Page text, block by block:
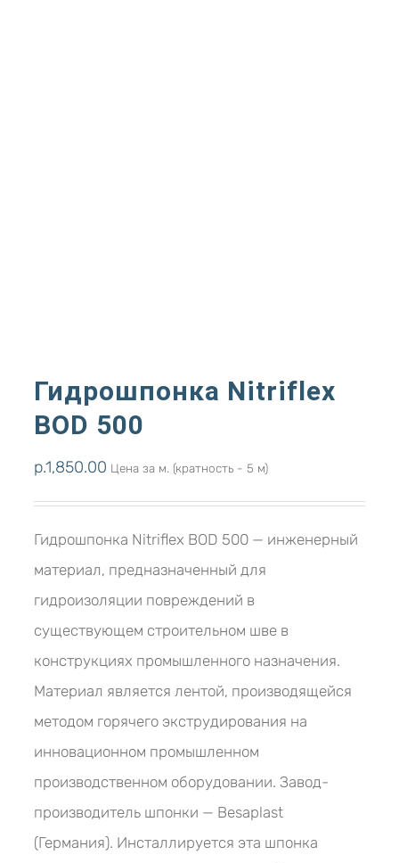
Гидрошпонка Nitriflex
BOD 500
р.1,850.00 Цена за м. (кратность - 5 м)
Гидрошпонка Nitriflex BOD 500 — инженерный
материал, предназначенный для
гидроизоляции повреждений в
существующем строительном шве в
конструкциях промышленного назначения.
Материал является лентой, производящейся
методом горячего экструдирования на
инновационном промышленном
производственном оборудовании. Завод-
производитель шпонки — Besaplast
(Германия). Инсталлируется эта шпонка